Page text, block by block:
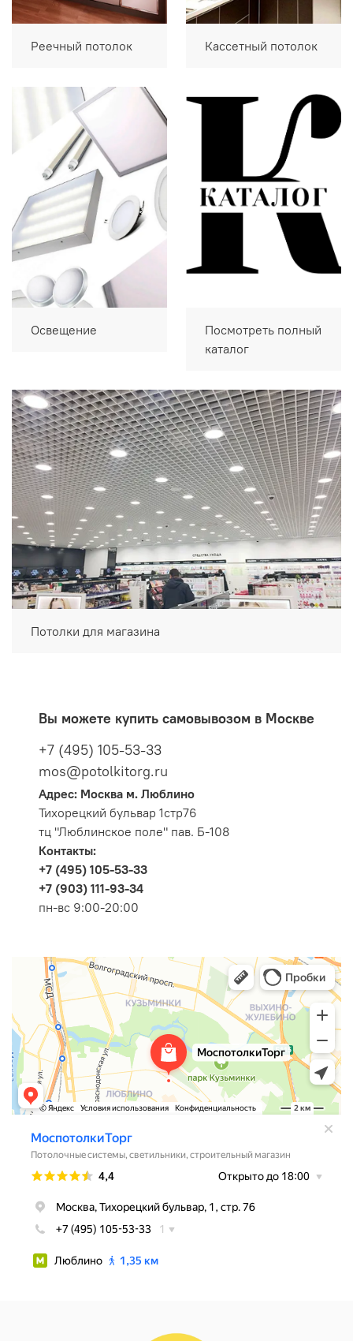
Реечный потолок Кассетный потолок
Освещение
Посмотреть полный
каталог
Потолки для магазина
Вы можете купить самовывозом в Москве
+7 (495) 105-53-33
mos@potolkitorg.ru
Адрес: Москва м. Люблино
Тихорецкий бульвар 1стр76
тц "Люблинское поле" пав. Б-108
Контакты:
+7 (495) 105-53-33
+7 (903) 111-93-34
пн-вс 9:00-20:00